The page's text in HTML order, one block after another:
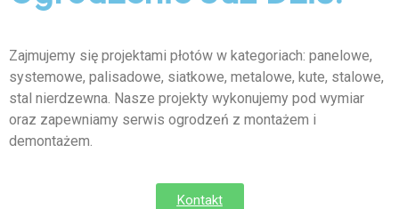
Zajmujemy się projektami płotów w kategoriach: panelowe,
systemowe, palisadowe, siatkowe, metalowe, kute, stalowe,
stal nierdzewna. Nasze projekty wykonujemy pod wymiar
oraz zapewniamy serwis ogrodzeń z montażem i
demontażem.
Kontakt